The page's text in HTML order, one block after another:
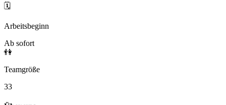
🗓️
Arbeitsbeginn
Ab sofort
👫
Teamgröße
33